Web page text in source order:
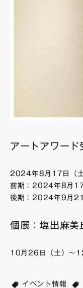
アートアワード
2024年8月17日（
前期：2024年8月17
後期：2024年9月21
個展：塩出麻美
10月26日（土）〜
イベント情報